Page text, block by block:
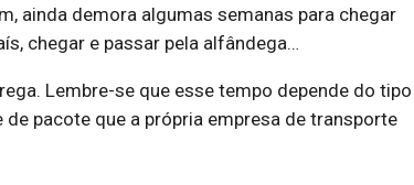
ainda demora algumas semanas para chegar
chegar e passar pela alfândega…
Lembre-se que esse tempo depende do tipo
pacote que a própria empresa de transporte